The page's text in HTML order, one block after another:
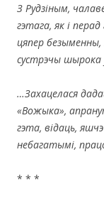
З Рудзіным,
гэтага, як і
цяпер
сустрэчы шырока
…Захацелася
«Вожыка»,
гэта, відаць,
небагатымі,
* * *